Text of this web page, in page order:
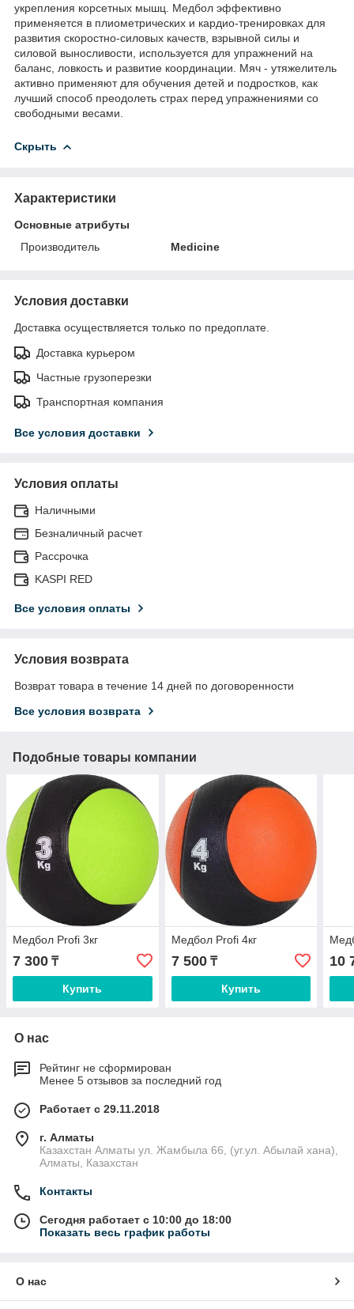
укрепления корсетных мышц. Медбол эффективно
применяется в плиометрических и кардио-тренировках для
развития скоростно-силовых качеств, взрывной силы и
силовой выносливости, используется для упражнений на
баланс, ловкость и развитие координации. Мяч - утяжелитель
активно применяют для обучения детей и подростков, как
лучший способ преодолеть страх перед упражнениями со
свободными весами.
Скрыть
Характеристики
Основные атрибуты
Производитель
Medicine
Условия доставки
Доставка осуществляется только по предоплате.
Доставка курьером
Частные грузоперезки
Транспортная компания
Все условия доставки
Условия оплаты
Наличными
Безналичный расчет
Рассрочка
KASPI RED
Все условия оплаты
Условия возврата
Возврат товара в течение 14 дней по договоренности
Все условия возврата
Подобные товары компании
Медбол Profi 3кг
7 300 ₸
Купить
Медбол Profi 4кг
7 500₸
Купить
10
О нас
Рейтинг не сформирован
Менее 5 отзывов за последний год
Работает с 29.11.2018
г. Алматы
Казахстан Алматы ул. Жамбыла 66, (уг.ул. Абылай хана),
Алматы, Казахстан
Контакты
Сегодня работает с 10:00 до 18:00
Показать весь график работы
О нас